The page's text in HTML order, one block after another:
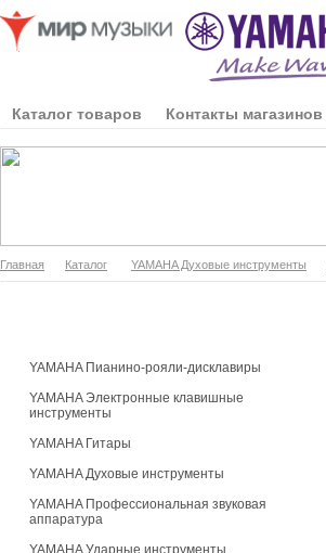
Каталог товаров Контакты магазинов
Главная Каталог YAMAHA Духовые инструменты
YAMAHA Пианино-рояли-дисклавиры
YAMAHA Электронные клавишные
инструменты
YAMAHA Гитары
YAMAHA Духовые инструменты
YAMAHA Профессиональная звуковая
аппаратура
YAMAHA Ударные инструменты